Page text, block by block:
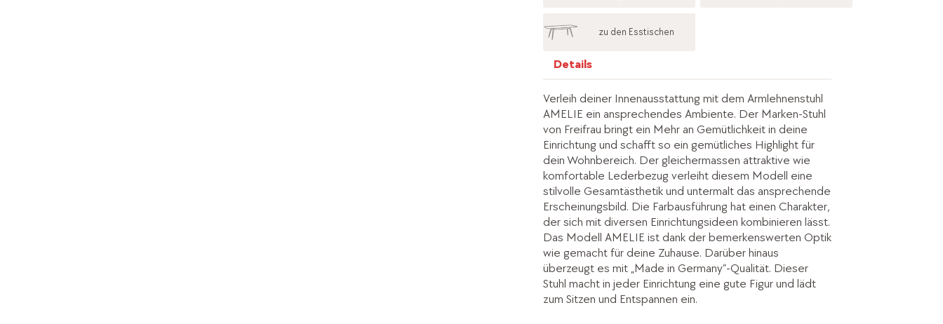
zu den Esstischen
Details
Verleih deiner Innenausstattung mit dem Armlehnenstuhl
AMELIE ein ansprechendes Ambiente. Der Marken-Stuhl
von Freifrau bringt ein Mehr an Gemütlichkeit in deine
Einrichtung und schafft so ein gemütliches Highlight für
dein Wohnbereich. Der gleichermassen attraktive wie
komfortable Lederbezug verleiht diesem Modell eine
stilvolle Gesamtästhetik und untermalt das ansprechende
Erscheinungsbild. Die Farbausführung hat einen Charakter,
der sich mit diversen Einrichtungsideen kombinieren lässt.
Das Modell AMELIE ist dank der bemerkenswerten Optik
wie gemacht für deine Zuhause. Darüber hinaus
überzeugt es mit „Made in Germany“-Qualität. Dieser
Stuhl macht in jeder Einrichtung eine gute Figur und lädt
zum Sitzen und Entspannen ein.